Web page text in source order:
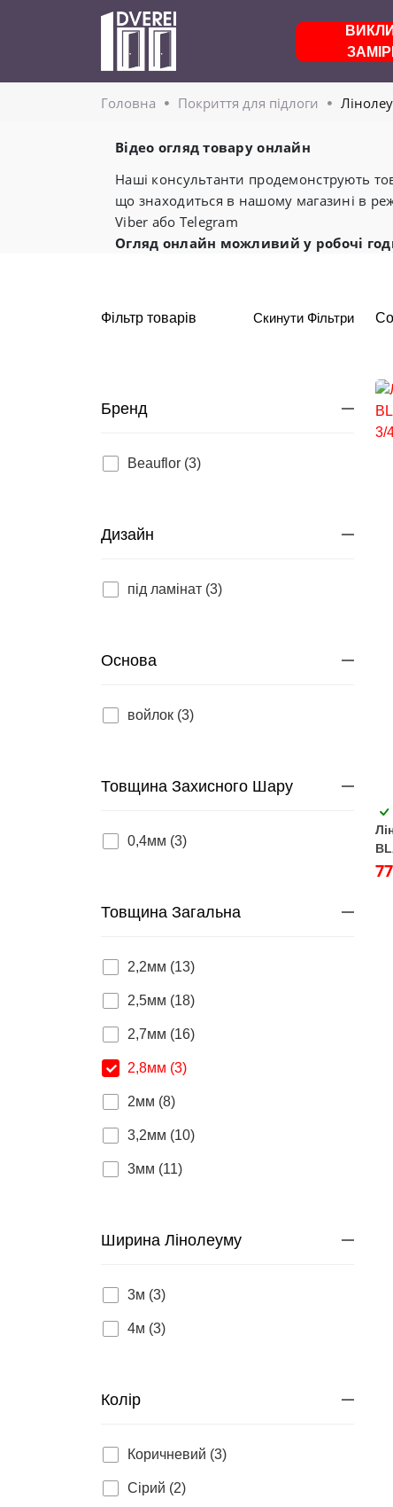
Головнa Покриття для підлоги
Відео огляд товару онлайн
Наші консультанти продемонструють
що знаходиться в нашому магазині в
Viber або Telegram
Огляд онлайн можливий у робочі
Фільтр товарів Скинути Фільтри
Бренд
Beauflor (3)
Дизайн
під ламінат (3)
Основа
войлок (3)
Товщина Захисного Шару
0,4мм (3)
Товщина Загальна
2,2мм (13)
2,5мм (18)
2,7мм (16)
2,8мм (3)
2мм (8)
3,2мм (10)
3мм (11)
Ширина Лінолеуму
3м (3)
4м (3)
Колір
Коричневий (3)
Сірий (2)
м